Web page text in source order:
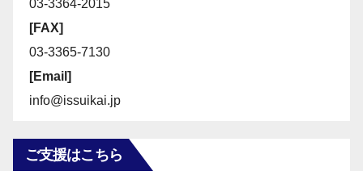
03-3364-2015
[FAX]
03-3365-7130
[Email]
info@issuikai.jp
ご支援はこちら